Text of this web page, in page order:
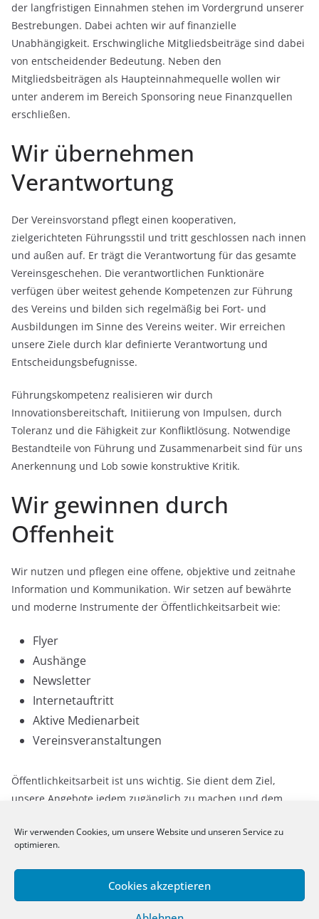
Wir verwenden Cookies, um unsere Website und unseren Service zu
optimieren.
Cookies akzeptieren
der langfristigen Einnahmen stehen im Vordergrund unserer
Bestrebungen. Dabei achten wir auf finanzielle
Unabhängigkeit. Erschwingliche Mitgliedsbeiträge sind dabei
von entscheidender Bedeutung. Neben den
Mitgliedsbeiträgen als Haupteinnahmequelle wollen wir
unter anderem im Bereich Sponsoring neue Finanzquellen
erschließen.
Wir übernehmen
Verantwortung
Der Vereinsvorstand pflegt einen kooperativen,
zielgerichteten Führungsstil und tritt geschlossen nach innen
und außen auf. Er trägt die Verantwortung für das gesamte
Vereinsgeschehen. Die verantwortlichen Funktionäre
verfügen über weitest gehende Kompetenzen zur Führung
des Vereins und bilden sich regelmäßig bei Fort- und
Ausbildungen im Sinne des Vereins weiter. Wir erreichen
unsere Ziele durch klar definierte Verantwortung und
Entscheidungsbefugnisse.
Führungskompetenz realisieren wir durch
Innovationsbereitschaft, Initiierung von Impulsen, durch
Toleranz und die Fähigkeit zur Konfliktlösung. Notwendige
Bestandteile von Führung und Zusammenarbeit sind für uns
Anerkennung und Lob sowie konstruktive Kritik.
Wir gewinnen durch
Offenheit
Wir nutzen und pflegen eine offene, objektive und zeitnahe
Information und Kommunikation. Wir setzen auf bewährte
und moderne Instrumente der Öffentlichkeitsarbeit wie:
Flyer
Aushänge
Newsletter
Internetauftritt
Aktive Medienarbeit
Vereinsveranstaltungen
Öffentlichkeitsarbeit ist uns wichtig. Sie dient dem Ziel,
unsere Angebote jedem zugänglich zu machen und dem
Ziel ist eine vertrauensvolle und konstruktive Kommunikation
und Zusammenarbeit mit Verantwortlichen aus Politik,
Verwaltung, Wirtschaft und den Medien.